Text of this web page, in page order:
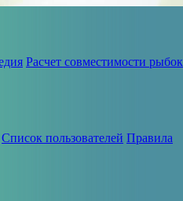
Расчет совместимости рыбок
Список пользователей Правила